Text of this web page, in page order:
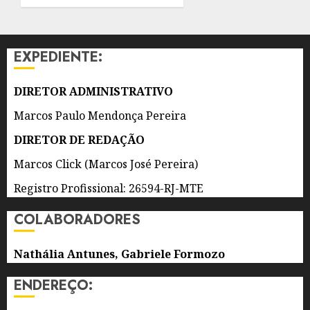
AGOSTO
DE 2026
0
EXPEDIENTE:
DIRETOR ADMINISTRATIVO
Marcos Paulo Mendonça Pereira
DIRETOR DE REDAÇÃO
Marcos Click (Marcos José Pereira)
Registro Profissional: 26594-RJ-MTE
COLABORADORES
Nathália Antunes, Gabriele Formozo
ENDEREÇO: